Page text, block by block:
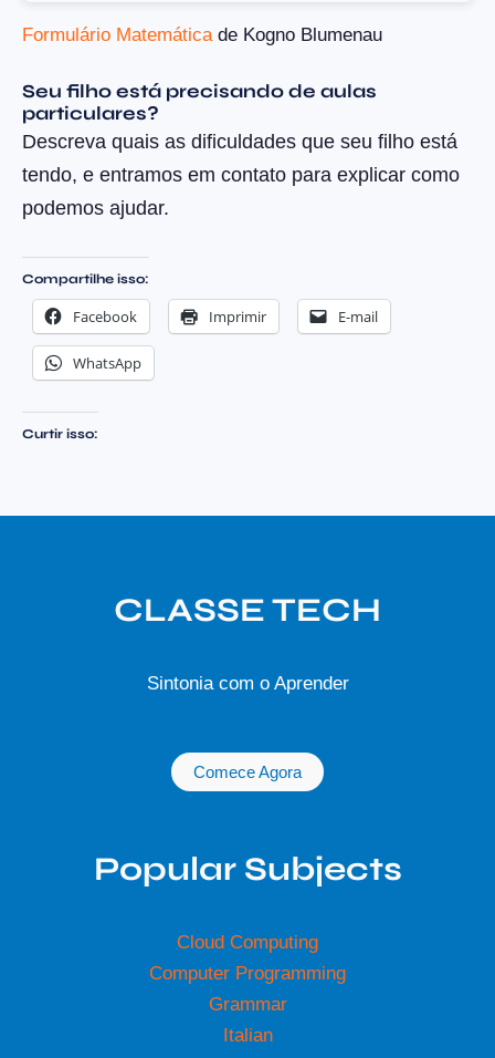
Formulário Matemática de Kogno Blumenau
Seu filho está precisando de aulas
particulares?
Descreva quais as dificuldades que seu filho está
tendo, e entramos em contato para explicar como
podemos ajudar.
Compartilhe isso:
Facebook Imprimir E-mail
WhatsApp
Curtir isso:
CLASSE TECH
Sintonia com o Aprender
Comece Agora
Popular Subjects
Cloud Computing
Computer Programming
Grammar
Italian